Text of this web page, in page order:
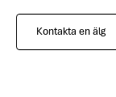
Kontakta en älg